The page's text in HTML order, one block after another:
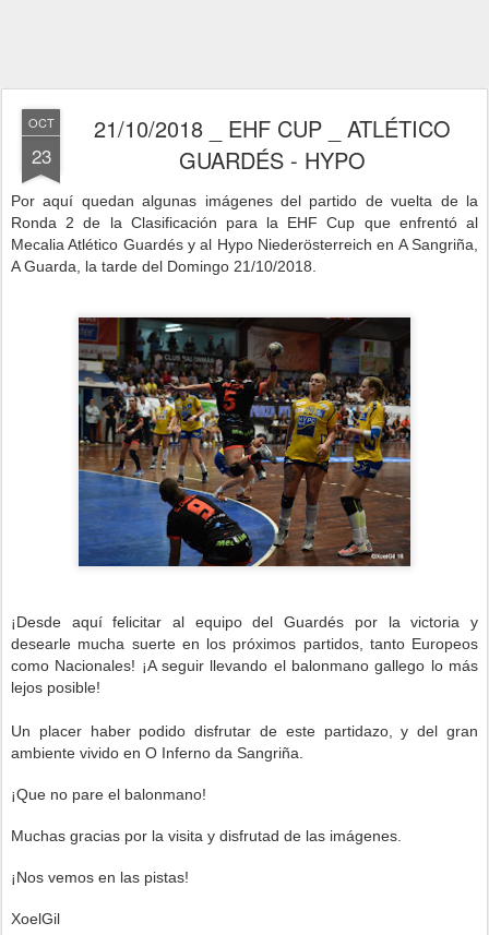
OCT
23
21/10/2018 _ EHF CUP _ ATLÉTICO
GUARDÉS - HYPO
Por aquí quedan algunas imágenes del partido de vuelta de la
Ronda 2 de la Clasificación para la EHF Cup que enfrentó al
Mecalia Atlético Guardés y al Hypo Niederösterreich en A Sangriña,
A Guarda, la tarde del Domingo 21/10/2018.
¡Desde aquí felicitar al equipo del Guardés por la victoria y
desearle mucha suerte en los próximos partidos, tanto Europeos
como Nacionales! ¡A seguir llevando el balonmano gallego lo más
lejos posible!
Un placer haber podido disfrutar de este partidazo, y del gran
ambiente vivido en O Inferno da Sangriña.
¡Que no pare el balonmano!
Muchas gracias por la visita y disfrutad de las imágenes.
¡Nos vemos en las pistas!
XoelGil